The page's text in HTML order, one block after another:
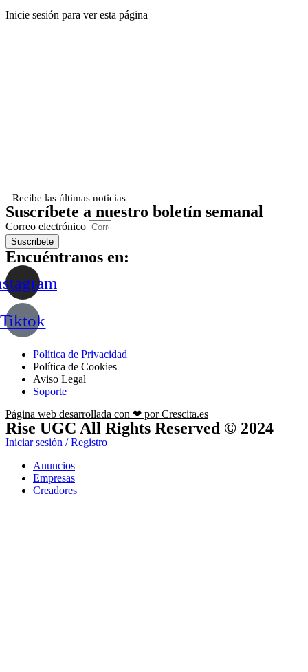
Inicie sesión para ver esta página
Recibe las últimas noticias
Suscríbete a nuestro boletín semanal
Correo electrónico
Suscribete
Encuéntranos en:
Tiktok
Política de Privacidad
Política de Cookies
Aviso Legal
Soporte
Página web desarrollada con ❤ por Crescita.es
Rise UGC All Rights Reserved © 2024
Iniciar sesión / Registro
Anuncios
Empresas
Creadores